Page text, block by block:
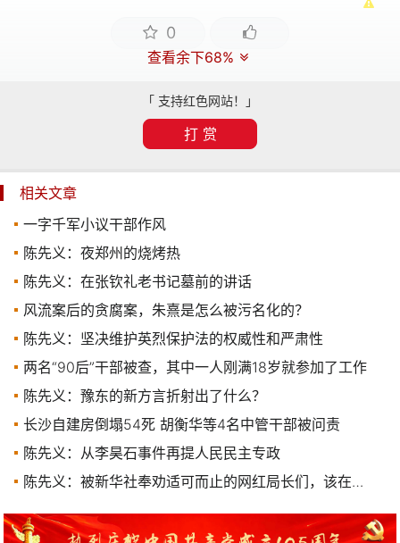
0
查看余下68%
「 支持红色网站！」
打 赏
相关文章
一字千军小议干部作风
陈先义：夜郑州的烧烤热
陈先义：在张钦礼老书记墓前的讲话
风流案后的贪腐案，朱熹是怎么被污名化的？
陈先义：坚决维护英烈保护法的权威性和严肃性
两名“90后”干部被查，其中一人刚满18岁就参加了工作
陈先义：豫东的新方言折射出了什么？
长沙自建房倒塌54死 胡衡华等4名中管干部被问责
陈先义：从李昊石事件再提人民民主专政
陈先义：被新华社奉劝适可而止的网红局长们，该在何处奋发有为？